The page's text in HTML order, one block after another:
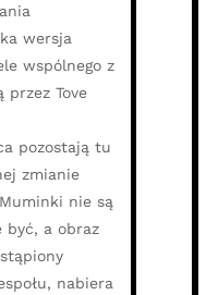
wersja
wspólnego z
przez Tove
pozostają tu
zmianie
nie są
być, a obraz
nabiera